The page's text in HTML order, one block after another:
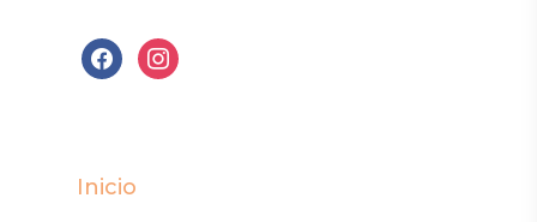
facebookinstagram
Inicio